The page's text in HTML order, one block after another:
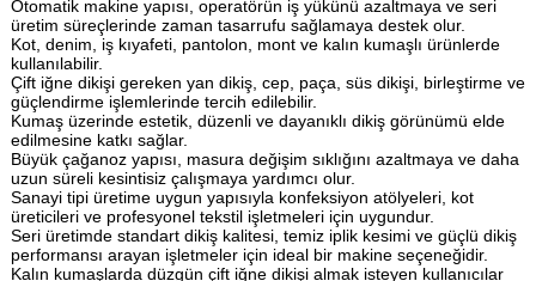
Otomatik makine yapısı, operatörün iş yükünü azaltmaya ve seri
üretim süreçlerinde zaman tasarrufu sağlamaya destek olur.
Kot, denim, iş kıyafeti, pantolon, mont ve kalın kumaşlı ürünlerde
kullanılabilir.
Çift iğne dikişi gereken yan dikiş, cep, paça, süs dikişi, birleştirme ve
güçlendirme işlemlerinde tercih edilebilir.
Kumaş üzerinde estetik, düzenli ve dayanıklı dikiş görünümü elde
edilmesine katkı sağlar.
Büyük çağanoz yapısı, masura değişim sıklığını azaltmaya ve daha
uzun süreli kesintisiz çalışmaya yardımcı olur.
Sanayi tipi üretime uygun yapısıyla konfeksiyon atölyeleri, kot
üreticileri ve profesyonel tekstil işletmeleri için uygundur.
Seri üretimde standart dikiş kalitesi, temiz iplik kesimi ve güçlü dikiş
performansı arayan işletmeler için ideal bir makine seçeneğidir.
Kalın kumaşlarda düzgün çift iğne dikişi almak isteyen kullanıcılar